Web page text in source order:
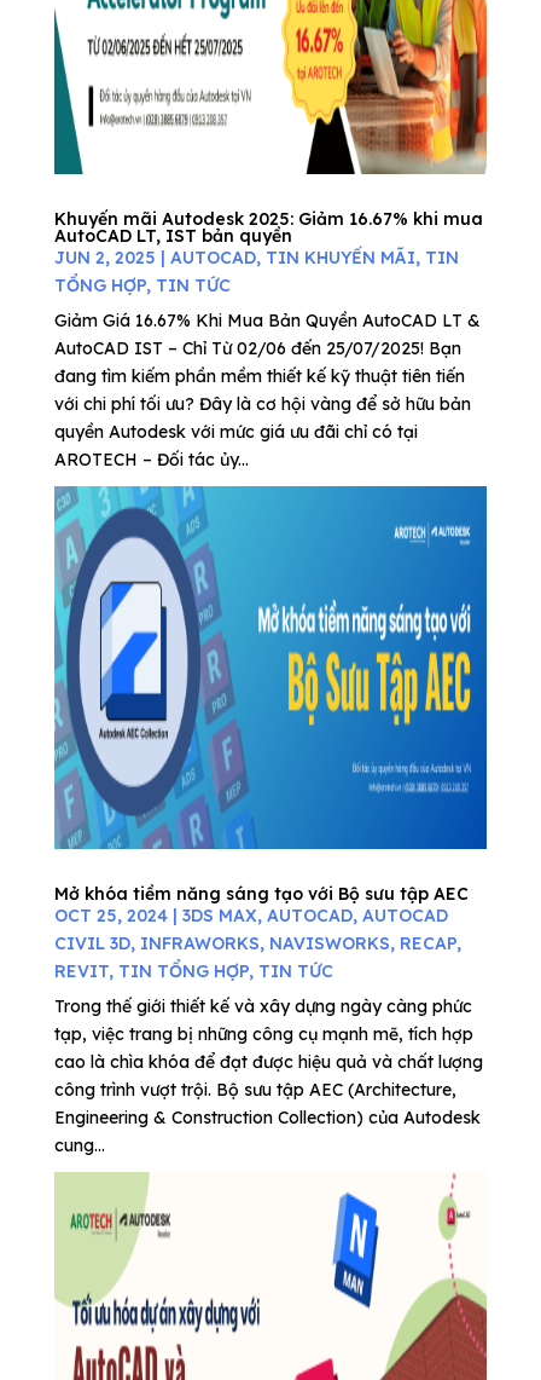
Khuyến mãi Autodesk 2025: Giảm 16.67% khi mua
AutoCAD LT, IST bản quyền
JUN 2, 2025 | AUTOCAD, TIN KHUYẾN MÃI, TIN
TỔNG HỢP, TIN TỨC
Giảm Giá 16.67% Khi Mua Bản Quyền AutoCAD LT &
AutoCAD IST – Chỉ Từ 02/06 đến 25/07/2025! Bạn
đang tìm kiếm phần mềm thiết kế kỹ thuật tiên tiến
với chi phí tối ưu? Đây là cơ hội vàng để sở hữu bản
quyền Autodesk với mức giá ưu đãi chỉ có tại
AROTECH – Đối tác ủy...
Mở khóa tiềm năng sáng tạo với Bộ sưu tập AEC
OCT 25, 2024| 3DS MAX, AUTOCAD, AUTOCAD
CIVIL 3D, INFRAWORKS, NAVISWORKS, RECAP,
REVIT, TIN TỔNG HỢP, TIN TỨC
Trong thế giới thiết kế và xây dựng ngày càng phức
tạp, việc trang bị những công cụ mạnh mẽ, tích hợp
cao là chìa khóa để đạt được hiệu quả và chất lượng
công trình vượt trội. Bộ sưu tập AEC (Architecture,
Engineering & Construction Collection) của Autodesk
cung...